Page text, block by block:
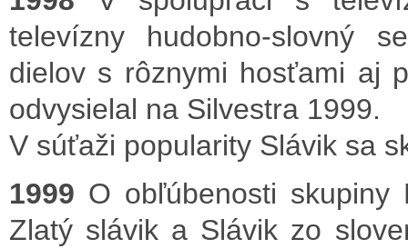
televízny hudobno-slovný
dielov s rôznymi hosťami aj
odvysielal na Silvestra 1999.
V súťaži popularity Slávik sa
1999 O obľúbenosti
Zlatý slávik a Slávik zo